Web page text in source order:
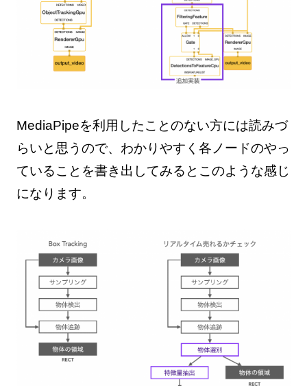
MediaPipeを利用したことのない方には読みづ
らいと思うので、わかりやすく各ノードのやっ
ていることを書き出してみるとこのような感じ
になります。